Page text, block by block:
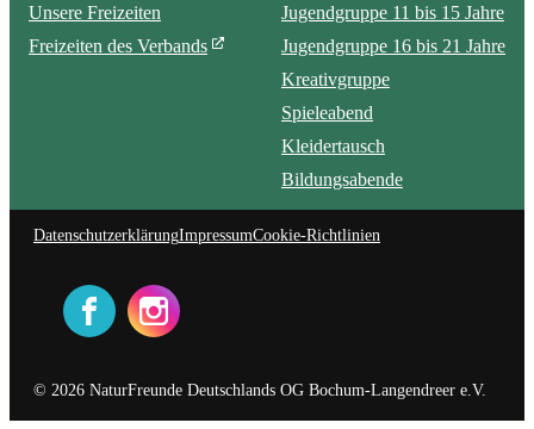
Unsere Freizeiten
Freizeiten des Verbands
Jugendgruppe 11 bis 15 Jahre
Jugendgruppe 16 bis 21 Jahre
Kreativgruppe
Spieleabend
Kleidertausch
Bildungsabende
DatenschutzerklärungImpressumCookie-Richtlinien
© 2026 NaturFreunde Deutschlands OG Bochum-Langendreer e.V.